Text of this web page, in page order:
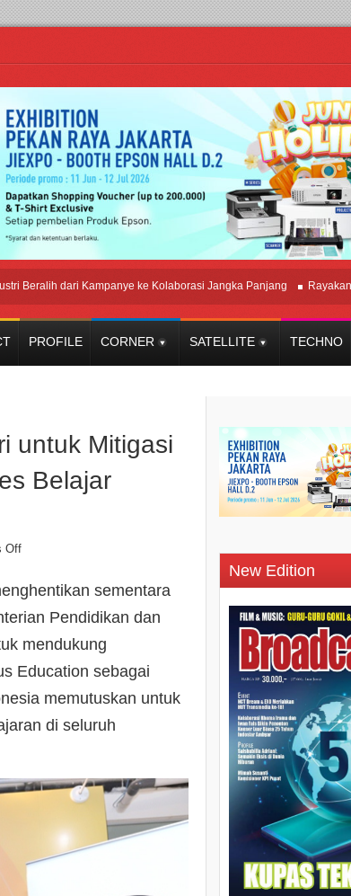
dari Kampanye ke Kolaborasi Jangka Panjang Rayakan
PROFILE CORNER SATELLITE TECHNO
untuk Mitigasi
Belajar
Off
sementara
Pendidikan dan
mendukung
Education sebagai
memutuskan untuk
di seluruh
New Edition